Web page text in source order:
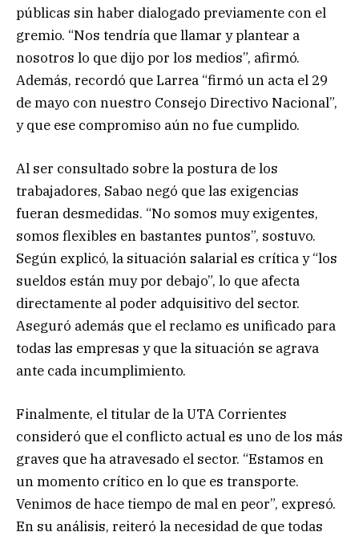
públicas sin haber dialogado previamente con el
gremio. “Nos tendría que llamar y plantear a
nosotros lo que dijo por los medios”, afirmó.
Además, recordó que Larrea “firmó un acta el 29
de mayo con nuestro Consejo Directivo Nacional”,
y que ese compromiso aún no fue cumplido.
Al ser consultado sobre la postura de los
trabajadores, Sabao negó que las exigencias
fueran desmedidas. “No somos muy exigentes,
somos flexibles en bastantes puntos”, sostuvo.
Según explicó, la situación salarial es crítica y “los
sueldos están muy por debajo”, lo que afecta
directamente al poder adquisitivo del sector.
Aseguró además que el reclamo es unificado para
todas las empresas y que la situación se agrava
ante cada incumplimiento.
Finalmente, el titular de la UTA Corrientes
consideró que el conflicto actual es uno de los más
graves que ha atravesado el sector. “Estamos en
un momento crítico en lo que es transporte.
Venimos de hace tiempo de mal en peor”, expresó.
En su análisis, reiteró la necesidad de que todas